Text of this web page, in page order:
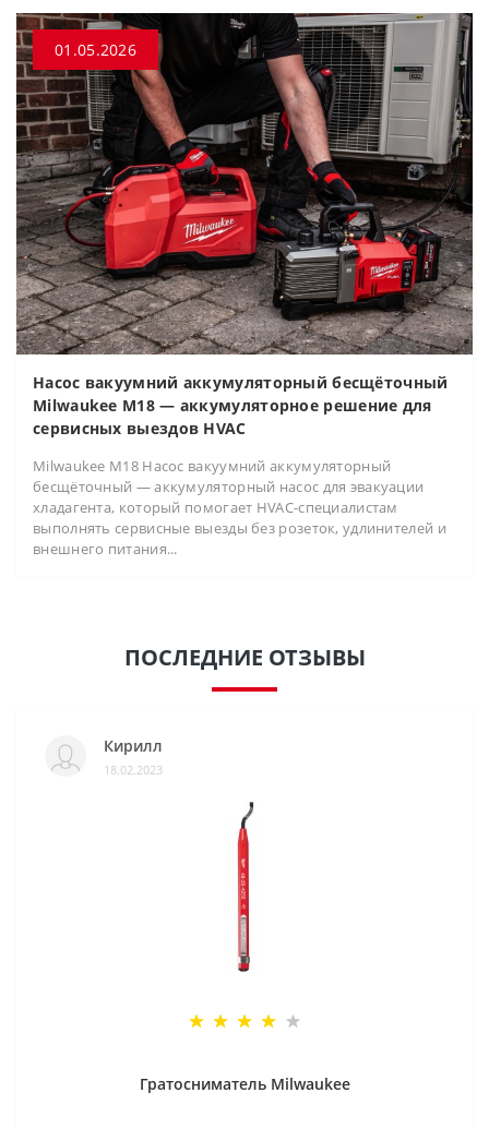
01.05.2026
Насос вакуумний аккумуляторный бесщёточный
Milwaukee M18 — аккумуляторное решение для
сервисных выездов HVAC
Milwaukee M18 Насос вакуумний аккумуляторный
бесщёточный — аккумуляторный насос для эвакуации
хладагента, который помогает HVAC-специалистам
выполнять сервисные выезды без розеток, удлинителей и
внешнего питания...
ПОСЛЕДНИЕ ОТЗЫВЫ
Кирилл
18.02.2023
Гратосниматель Milwaukee